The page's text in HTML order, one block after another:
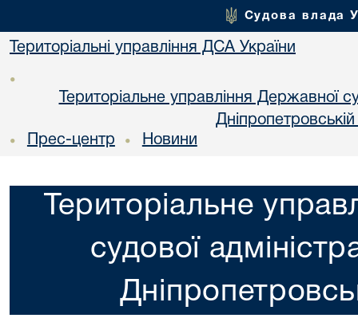
Судова влада
Територіальні управління ДСА України
•
Територіальне управління Державної
• Прес-центр • Новини
Територіальне
судової